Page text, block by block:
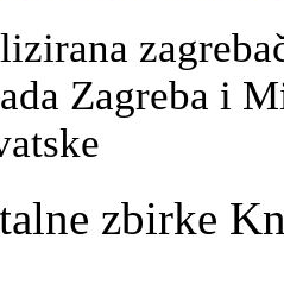
Zagreba i
zbirke